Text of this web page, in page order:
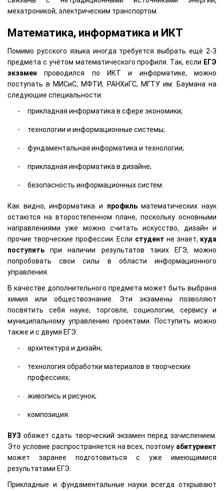
мехатроникой, электрическим транспортом.
Математика, информатика и ИКТ
Помимо русского языка иногда требуется выбрать ещё 2-3
предмета с учётом математического профиля. Так, если ЕГЭ
экзамен проводился по ИКТ и информатике, можно
поступать в МИСиС, МФТИ, РАНХиГС, МГТУ им. Баумана на
следующие специальности:
прикладная информатика в сфере экономики;
технологии и информационные системы;
фундаментальная информатика и технологии;
прикладная информатика в дизайне;
безопасность информационных систем.
Как видно, информатика и профильматематических наук
остаются на второстепенном плане, поскольку основными
направлениями уже можно считать искусство, дизайн и
прочие творческие профессии. Если студент не знает, куда
поступить при наличии результатов таких ЕГЭ, можно
попробовать свои силы в области информационного
управления.
В качестве дополнительного предмета может быть выбрана
химия или обществознание. Эти экзамены позволяют
посвятить себя науке, торговле, социологии, сервису и
муниципальному управлению проектами. Поступить можно
также и с двумя ЕГЭ:
архитектура и дизайн;
технология обработки материалов в творческих
профессиях;
живопись и рисунок;
композиция.
ВУЗ обяжет сдать творческий экзамен перед зачислением.
Это условие распространяется на всех, поэтому абитуриент
может заранее подготовиться с уже имеющимися
результатами ЕГЭ.
Прикладные и фундаментальные науки всегда открывают